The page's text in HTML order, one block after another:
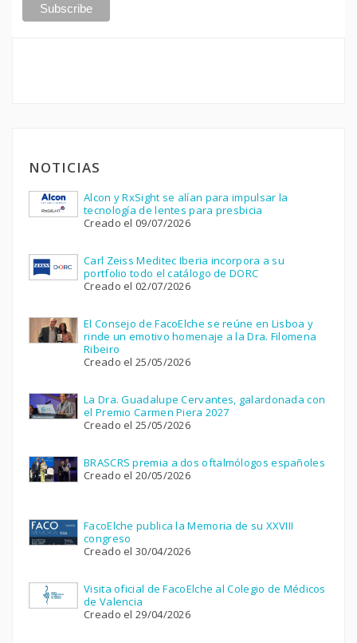
NOTICIAS
Alcon y RxSight se alían para impulsar la
tecnología de lentes para presbicia
Creado el 09/07/2026
Carl Zeiss Meditec Iberia incorpora a su
portfolio todo el catálogo de DORC
Creado el 02/07/2026
El Consejo de FacoElche se reúne en Lisboa y
rinde un emotivo homenaje a la Dra. Filomena
Ribeiro
Creado el 25/05/2026
La Dra. Guadalupe Cervantes, galardonada con
el Premio Carmen Piera 2027
Creado el 25/05/2026
BRASCRS premia a dos oftalmólogos españoles
Creado el 20/05/2026
FacoElche publica la Memoria de su XXVIII
congreso
Creado el 30/04/2026
Visita oficial de FacoElche al Colegio de Médicos
de Valencia
Creado el 29/04/2026